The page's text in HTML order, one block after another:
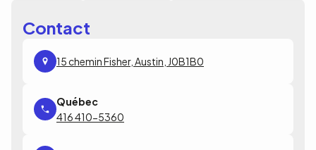
Contact
15 chemin Fisher, Austin, J0B1B0
416 410-5360